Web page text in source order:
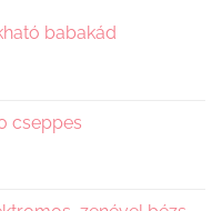
termékoldalon
babakád
cseppes